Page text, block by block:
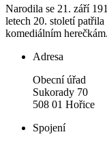
Narodila se 21. září
letech 20. století
komediálním herečkám.
Adresa
Obecní úřad
Sukorady 70
508 01 Hořice
Spojení